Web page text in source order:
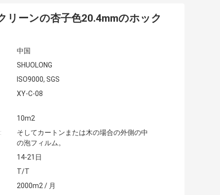
ーンの杏子色20.4mmのホック
中国
SHUOLONG
ISO9000, SGS
XY-C-08
10m2
そしてカートンまたは木の場合の外側の中
の泡フィルム。
14-21日
T/T
2000m2 / 月